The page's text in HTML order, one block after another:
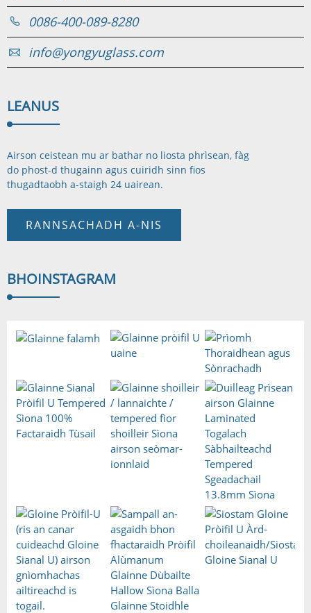
0086-400-089-8280
info@yongyuglass.com
LEANUS
Airson ceistean mu ar bathar no liosta phrìsean, fàg
do phost-d thugainn agus cuiridh sinn fios
thugadtaobh a-staigh 24 uairean.
RANNSACHADH A-NIS
BHOINSTAGRAM